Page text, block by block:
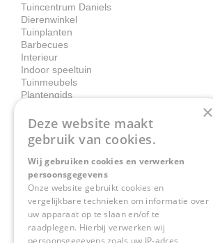
Tuincentrum Daniels
Dierenwinkel
Tuinplanten
Barbecues
Interieur
Indoor speeltuin
Tuinmeubels
Plantengids
Contact
Tuincentrum Daniëls
Herkenbosserweg 4
6063 NL Vlodrop
0475-534298
×
Deze website maakt
gebruik van cookies.
Wij gebruiken cookies en verwerken
persoonsgegevens
Onze website gebruikt cookies en
vergelijkbare technieken om informatie over
uw apparaat op te slaan en/of te
raadplegen. Hierbij verwerken wij
persoonsgegevens zoals uw IP-adres,